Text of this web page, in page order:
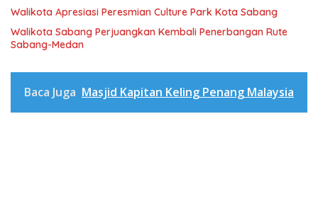
Walikota Apresiasi Peresmian Culture Park Kota Sabang
Walikota Sabang Perjuangkan Kembali Penerbangan Rute
Sabang-Medan
Baca Juga Masjid Kapitan Keling Penang Malaysia